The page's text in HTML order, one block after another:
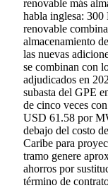
renovable más
habla inglesa: 300
renovable
almacenamiento
las nuevas
se combinan con
adjudicados en
subasta del GPE
de cinco veces
USD 61.58 por
debajo del costo
Caribe para
tramo genere
ahorros por
término de